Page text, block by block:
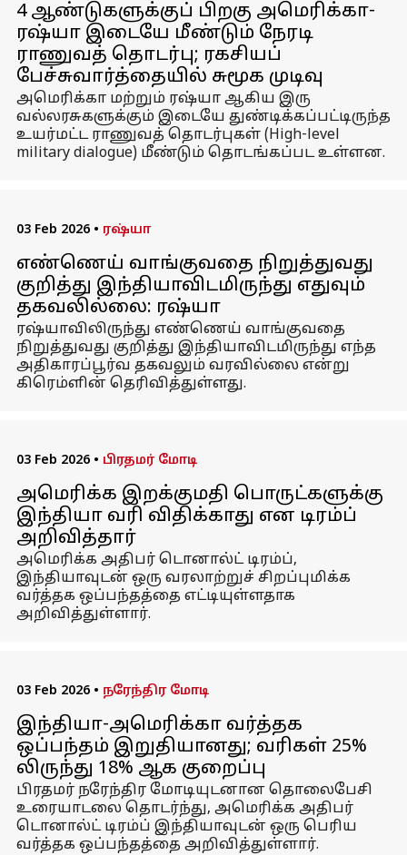
4 ஆண்டுகளுக்குப் பிறகு அமெரிக்கா-
ரஷ்யா இடையே மீண்டும் நேரடி
ராணுவத் தொடர்பு; ரகசியப்
பேச்சுவார்த்தையில் சுமூக முடிவு
அமெரிக்கா மற்றும் ரஷ்யா ஆகிய இரு
வல்லரசுகளுக்கும் இடையே துண்டிக்கப்பட்டிருந்த
உயர்மட்ட ராணுவத் தொடர்புகள் (High-level
military dialogue) மீண்டும் தொடங்கப்பட உள்ளன.
03 Feb 2026 • ரஷ்யா
எண்ணெய் வாங்குவதை நிறுத்துவது
குறித்து இந்தியாவிடமிருந்து எதுவும்
தகவலில்லை: ரஷ்யா
ரஷ்யாவிலிருந்து எண்ணெய் வாங்குவதை
நிறுத்துவது குறித்து இந்தியாவிடமிருந்து எந்த
அதிகாரப்பூர்வ தகவலும் வரவில்லை என்று
கிரெம்ளின் தெரிவித்துள்ளது.
03 Feb 2026 • பிரதமர் மோடி
அமெரிக்க இறக்குமதி பொருட்களுக்கு
இந்தியா வரி விதிக்காது என டிரம்ப்
அறிவித்தார்
அமெரிக்க அதிபர் டொனால்ட் டிரம்ப்,
இந்தியாவுடன் ஒரு வரலாற்றுச் சிறப்புமிக்க
வர்த்தக ஒப்பந்தத்தை எட்டியுள்ளதாக
அறிவித்துள்ளார்.
03 Feb 2026 • நரேந்திர மோடி
இந்தியா-அமெரிக்கா வர்த்தக
ஒப்பந்தம் இறுதியானது; வரிகள் 25%
லிருந்து 18% ஆக குறைப்பு
பிரதமர் நரேந்திர மோடியுடனான தொலைபேசி
உரையாடலை தொடர்ந்து, அமெரிக்க அதிபர்
டொனால்ட் டிரம்ப் இந்தியாவுடன் ஒரு பெரிய
வர்த்தக ஒப்பந்தத்தை அறிவித்துள்ளார்.